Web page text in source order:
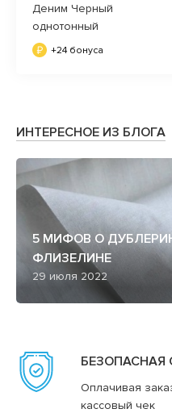
Деним Черный
однотонный
+24 бонуса
ИНТЕРЕСНОЕ ИЗ БЛОГА
5 МИФОВ О
ФЛИЗЕЛИНЕ
29 июля 2022
БЕЗОПАСНАЯ
Оплачивая
кассовый чек